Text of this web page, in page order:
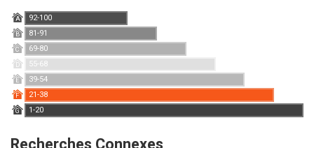
A 92-100
B 81-91
C 69-80
D 55-68
E 39-54
F 21-38
G 1-20